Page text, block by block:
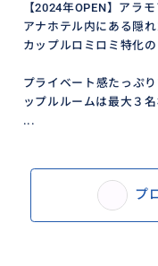
【2024年OPEN】アラ
アナホテル内にある隠
カップルロミロミ特化
プライベート感たっぷ
ップルルームは最大３
...
プ